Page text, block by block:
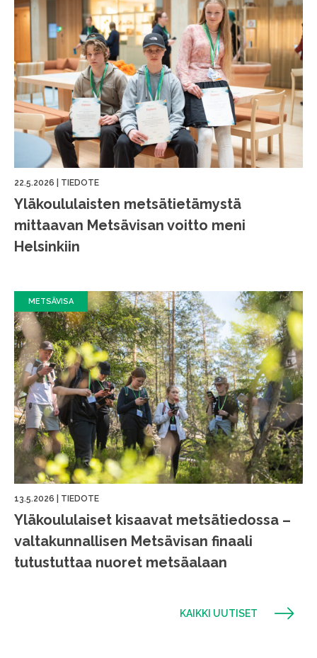
22.5.2026 TIEDOTE
Yläkoululaisten metsätietämystä
mittaavan Metsävisan voitto meni
Helsinkiin
METSÄVISA
13.5.2026 TIEDOTE
Yläkoululaiset kisaavat metsätiedossa –
valtakunnallisen Metsävisan finaali
tutustuttaa nuoret metsäalaan
KAIKKI UUTISET